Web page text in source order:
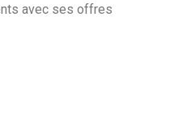
avec ses offres